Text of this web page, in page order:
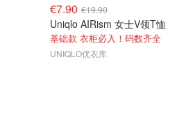
€7.90 €19.90
Uniqlo AIRism 女士V领T恤
基础款 衣柜必入！码数齐全
UNIQLO优衣库